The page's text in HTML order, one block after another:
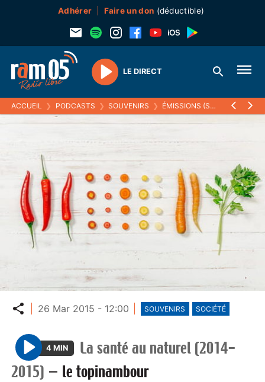
Adhérer Faire un don (déductible)
Play
LE DIRECT
ACCUEIL ❯ PODCASTS ❯ SOUVENIRS ❯ ÉMISSIONS (SOUVENIRS) ❯
Partager
26 Mar 2015 - 12:00 SOUVENIRS SOCIÉTÉ
P
l
4 MIN
La santé au naturel (2014-
2015) — le topinambour